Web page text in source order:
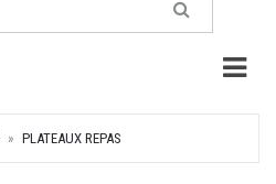
PLATEAUX REPAS